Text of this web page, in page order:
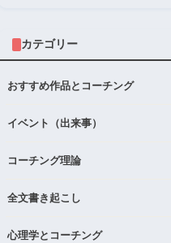
カテゴリー
おすすめ作品とコーチング
イベント（出来事）
コーチング理論
全文書き起こし
心理学とコーチング